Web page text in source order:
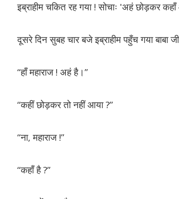
इब्राहीम चकित रह गया ! सोचाः ʹअहं छोड़कर
दूसरे दिन सुबह चार बजे इब्राहीम पहुँच गया
“हाँ महाराज ! अहं है।”
“कहीं छोड़कर तो नहीं आया ?”
“ना, महाराज !”
“कहाँ है ?”